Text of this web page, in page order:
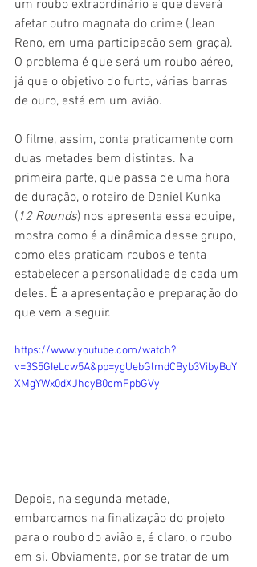
um roubo extraordinário e que deverá
afetar outro magnata do crime (Jean
Reno, em uma participação sem graça).
O problema é que será um roubo aéreo,
já que o objetivo do furto, várias barras
de ouro, está em um avião.
O filme, assim, conta praticamente com
duas metades bem distintas. Na
primeira parte, que passa de uma hora
de duração, o roteiro de Daniel Kunka
( 12 Rounds) nos apresenta essa equipe,
mostra como é a dinâmica desse grupo,
como eles praticam roubos e tenta
estabelecer a personalidade de cada um
deles. É a apresentação e preparação do
que vem a seguir.
https://www.youtube.com/watch?
v=3S5GIeLcw5A&pp=ygUebGlmdCByb3VibyBuY
XMgYWx0dXJhcyB0cmFpbGVy
Depois, na segunda metade,
embarcamos na finalização do projeto
para o roubo do avião e, é claro, o roubo
em si. Obviamente, por se tratar de um